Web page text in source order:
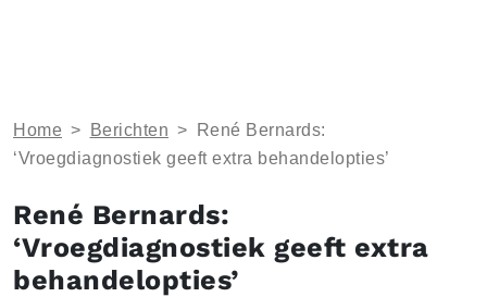
Home > Berichten >
René Bernards:
‘Vroegdiagnostiek geeft extra behandelopties’
René Bernards:
‘Vroegdiagnostiek geeft extra
behandelopties’